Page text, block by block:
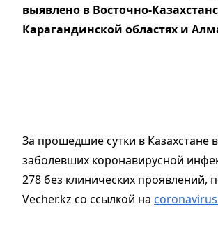
выявлено в Восточно-
Карагандинской областях и
За прошедшие сутки в Казахстане
заболевших коронавирусной
278 без клинических проявлений,
Vecher.kz со ссылкой на